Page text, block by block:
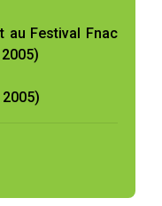
au Festival Fnac